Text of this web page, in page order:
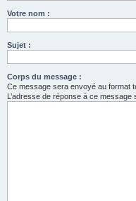
Votre nom :
Sujet :
Corps du message :
Ce message sera envoyé au format
L’adresse de réponse à ce